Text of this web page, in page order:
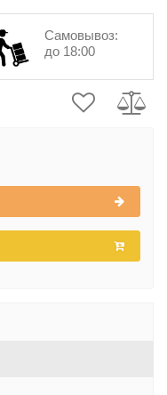
Самовывоз:
до 18:00